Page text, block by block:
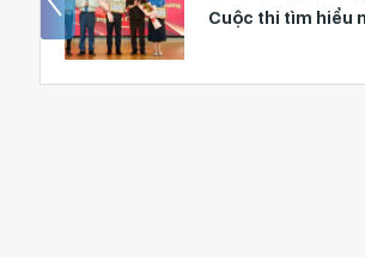
Cuộc thi tìm hiểu nghị
quyết và sáng kiến thực